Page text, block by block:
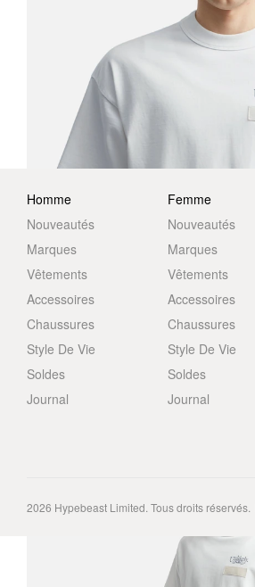
Homme
Nouveautés
Marques
Vêtements
Accessoires
Chaussures
Style De Vie
Soldes
Journal
Femme
Nouveautés
Marques
Vêtements
Accessoires
Chaussures
Style De Vie
Soldes
Journal
2026 Hypebeast Limited. Tous droits réservés.